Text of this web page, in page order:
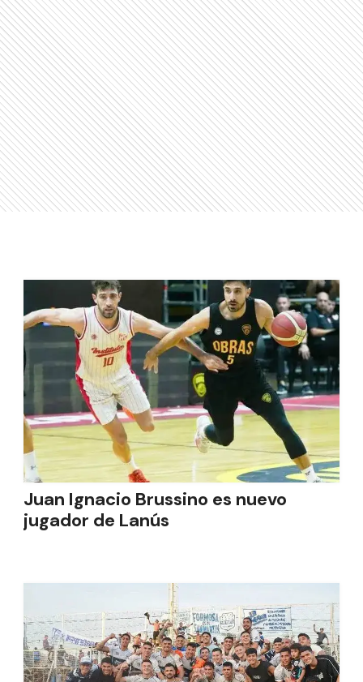
Juan Ignacio Brussino es nuevo
jugador de Lanús